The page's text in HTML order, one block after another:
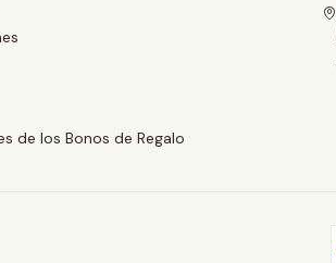
de los Bonos de Regalo